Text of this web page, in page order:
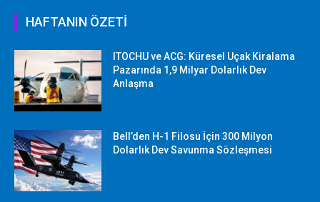
HAFTANIN ÖZETİ
ITOCHU ve ACG: Küresel Uçak Kiralama
Pazarında 1,9 Milyar Dolarlık Dev
Anlaşma
Bell’den H-1 Filosu İçin 300 Milyon
Dolarlık Dev Savunma Sözleşmesi